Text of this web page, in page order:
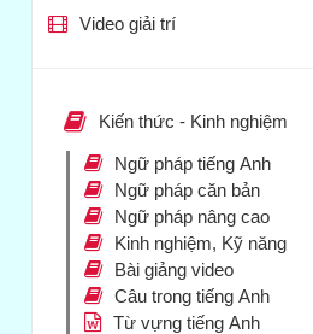
Video giải trí
Kiến thức - Kinh nghiệm
Ngữ pháp tiếng Anh
Ngữ pháp căn bản
Ngữ pháp nâng cao
Kinh nghiệm, Kỹ năng
Bài giảng video
Câu trong tiếng Anh
Từ vựng tiếng Anh